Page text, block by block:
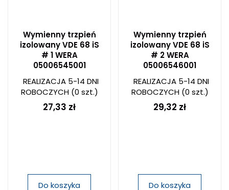
Wymienny trzpień
izolowany VDE 68 iS
# 1 WERA
05006545001
REALIZACJA 5-14 DNI
ROBOCZYCH(0 szt.)
27,33 zł
Do koszyka
Wymienny trzpień
izolowany VDE 68 iS
# 2 WERA
05006546001
REALIZACJA 5-14 DNI
ROBOCZYCH(0 szt.)
29,32 zł
Do koszyka